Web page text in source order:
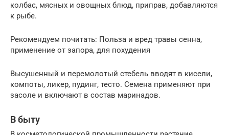
колбас, мясных и овощных блюд, приправ, добавляются
к рыбе.
Рекомендуем почитать: Польза и вред травы сенна,
применение от запора, для похудения
Высушенный и перемолотый стебель вводят в кисели,
компоты, ликер, пудинг, тесто. Семена применяют при
засоле и включают в состав маринадов.
В быту